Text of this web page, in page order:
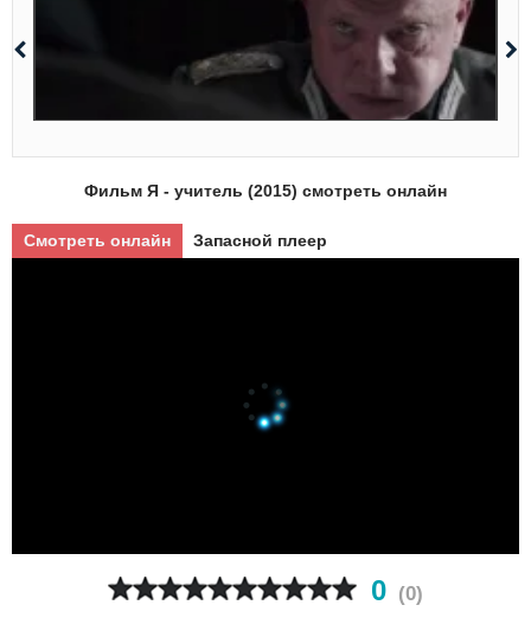
Фильм Я - учитель (2015) смотреть онлайн
Смотреть онлайн Запасной плеер
0 (0)